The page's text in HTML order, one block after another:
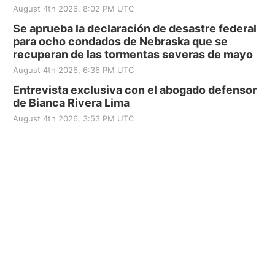
August 4th 2026, 8:02 PM UTC
Se aprueba la declaración de desastre federal
para ocho condados de Nebraska que se
recuperan de las tormentas severas de mayo
August 4th 2026, 6:36 PM UTC
Entrevista exclusiva con el abogado defensor
de Bianca Rivera Lima
August 4th 2026, 3:53 PM UTC